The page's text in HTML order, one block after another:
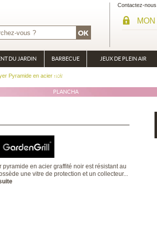
Contactez-nous
DU JARDIN BARBECUE
BRASÉRO
PLANCHA
JEUX DE PLEIN AIR
Pyramide en acier noir
pyramide en acier graffité noir est résistant au
une vitre de protection et un collecteur...